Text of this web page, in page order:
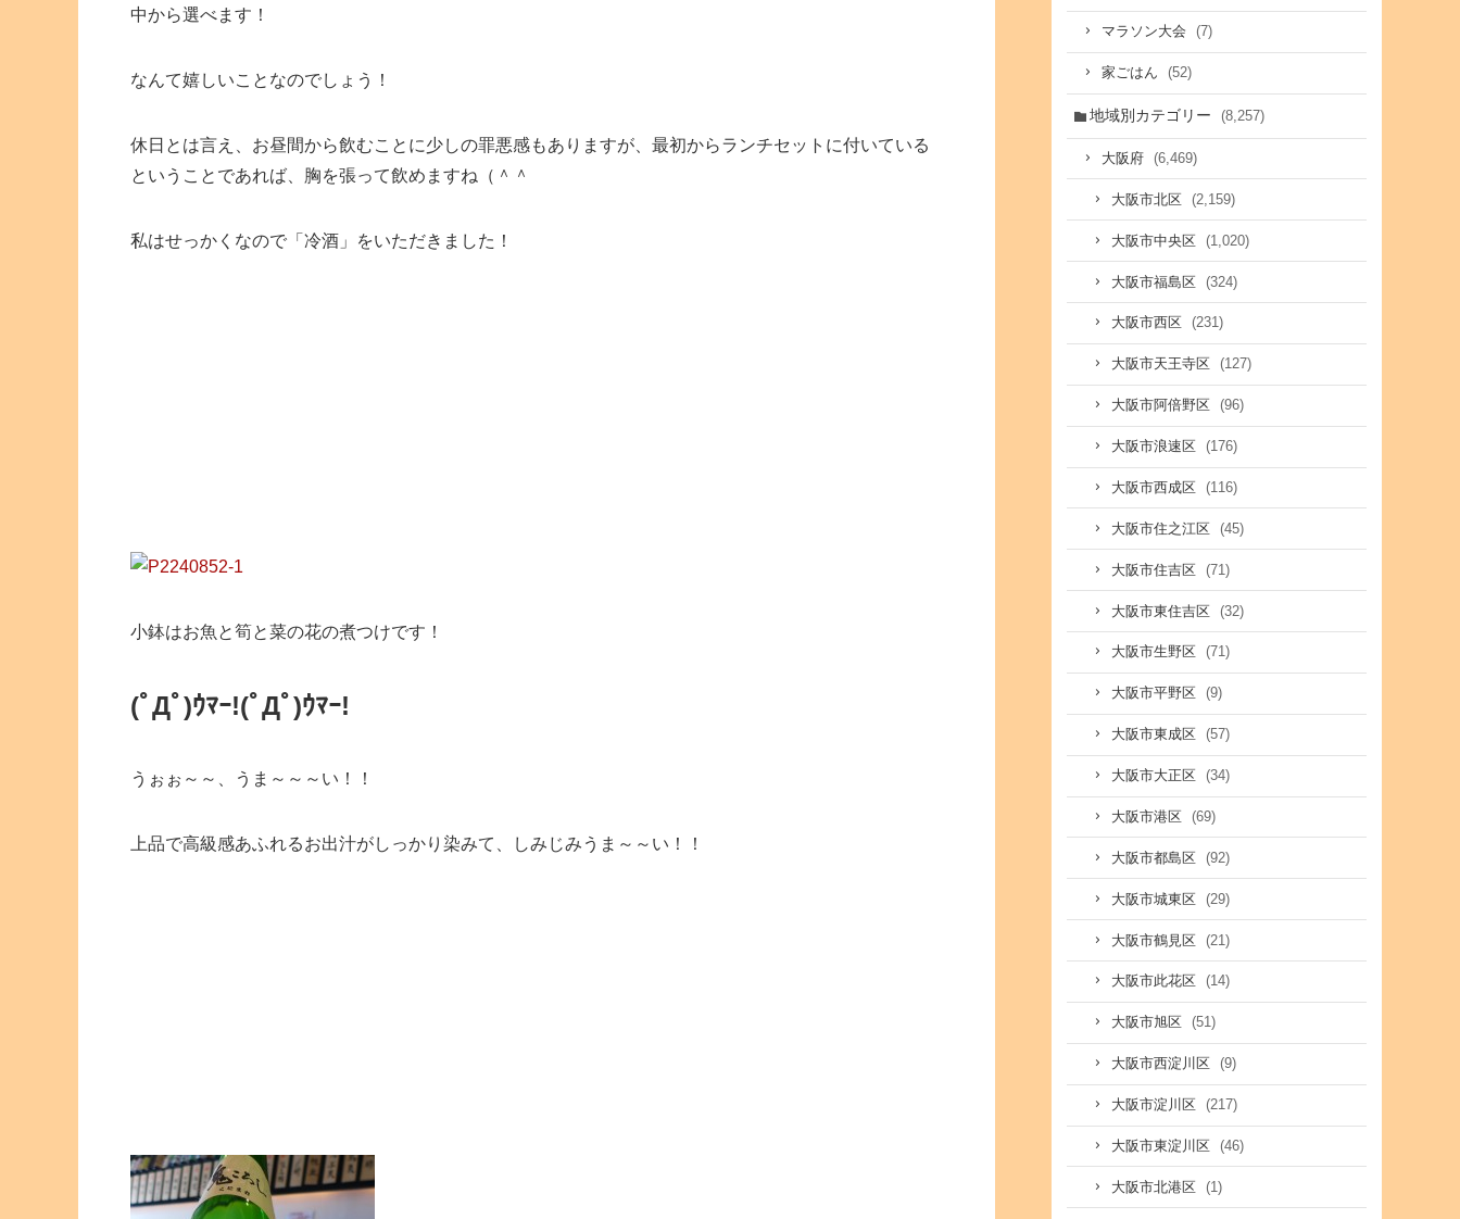
中から選べます！
なんて嬉しいことなのでしょう！
休日とは言え、お昼間から飲むことに少しの罪悪感もありますが、最初からランチセットに付いている
ということであれば、胸を張って飲めますね（＾＾
私はせっかくなので「冷酒」をいただきました！
小鉢はお魚と筍と菜の花の煮つけです！
(ﾟДﾟ)ｳﾏｰ!(ﾟДﾟ)ｳﾏｰ!
うぉぉ～～、うま～～～い！！
上品で高級感あふれるお出汁がしっかり染みて、しみじみうま～～い！！
マラソン大会 (7)
家ごはん (52)
地域別カテゴリー (8,257)
大阪府 (6,469)
大阪市北区 (2,159)
大阪市中央区 (1,020)
大阪市福島区 (324)
大阪市西区 (231)
大阪市天王寺区 (127)
大阪市阿倍野区 (96)
大阪市浪速区 (176)
大阪市西成区 (116)
大阪市住之江区 (45)
大阪市住吉区 (71)
大阪市東住吉区 (32)
大阪市生野区 (71)
大阪市平野区 (9)
大阪市東成区 (57)
大阪市大正区 (34)
大阪市港区 (69)
大阪市都島区 (92)
大阪市城東区 (29)
大阪市鶴見区 (21)
大阪市此花区 (14)
大阪市旭区 (51)
大阪市西淀川区 (9)
大阪市淀川区 (217)
大阪市東淀川区 (46)
大阪市北港区 (1)